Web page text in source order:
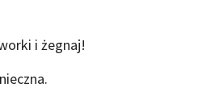
i żegnaj!